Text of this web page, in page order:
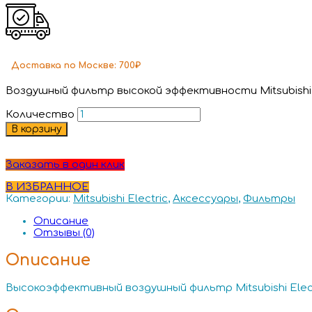
Доставка по Москве: 700₽
Воздушный фильтр высокой эффективности
Количество
В корзину
Заказать в один клик
В ИЗБРАННОЕ
Категории: Mitsubishi Electric, Аксессуары, Фильтры
Описание
Отзывы (0)
Описание
Высокоэффективный воздушный фильтр Mitsubishi